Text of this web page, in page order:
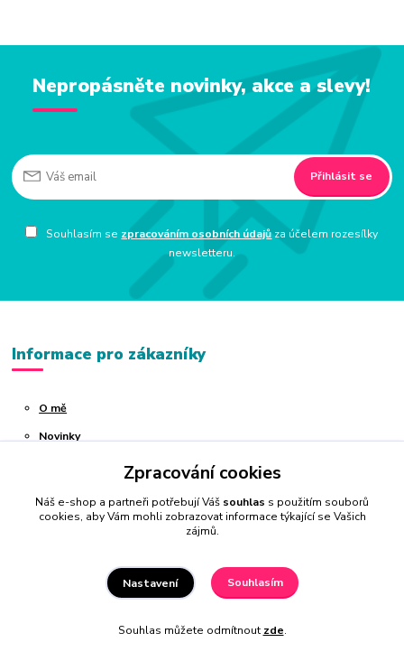
Nepropásněte novinky, akce a slevy!
Přihlásit se
Souhlasím se zpracováním osobních údajů za účelem rozesílky
newsletteru.
Informace pro zákazníky
O mě
Novinky
Jak nakupovat
Obchodní podmínky
Zpracování cookies
Náš e-shop a partneři potřebují Váš souhlas s použitím souborů
cookies, aby Vám mohli zobrazovat informace týkající se Vašich
zájmů.
Nastavení Souhlasím
Souhlas můžete odmítnout zde.